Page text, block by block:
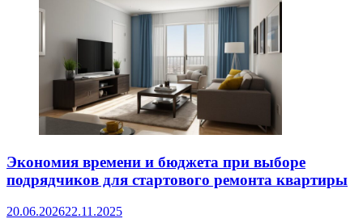
Экономия времени и бюджета при выборе
подрядчиков для стартового ремонта квартиры
20.06.202622.11.2025